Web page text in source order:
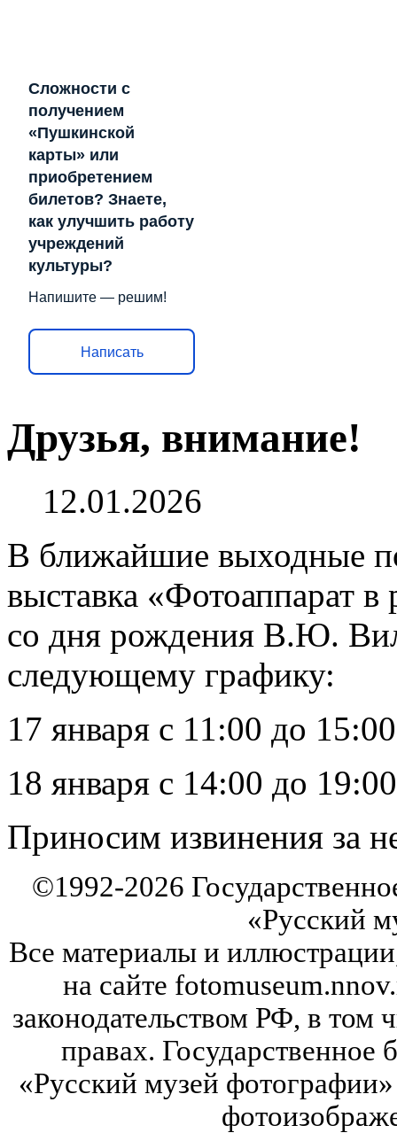
Сложности с
получением
«Пушкинской
карты» или
приобретением
билетов? Знаете,
как улучшить работу
учреждений
культуры?
Напишите — решим!
Написать
Друзья, внимание!
12.01.2026
В ближайшие выходные
выставка «Фотоаппарат
со дня рождения В.Ю.
следующему графику:
17 января с 11:00 до
18 января с 14:00 до
Приносим извинения за
©1992-2026
«Русский
Все материалы и
на сайте
законодательством РФ, в том
правах.
«Русский музей